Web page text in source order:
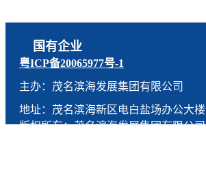
国有企业
粤ICP备20065977号-1
主办：茂名滨海发展集团有限公司
地址：茂名滨海新区电白盐场办公大楼
版权所有：茂名滨海发展集团有限公司